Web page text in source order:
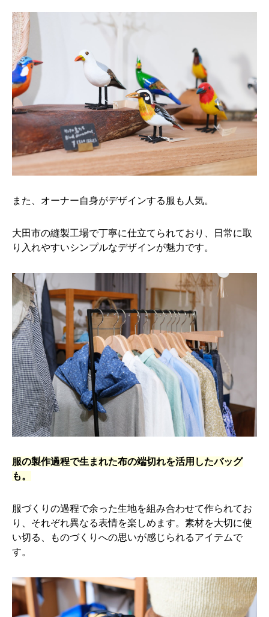
また、オーナー自身がデザインする服も人気。
大田市の縫製工場で丁寧に仕立てられており、日常に取
り入れやすいシンプルなデザインが魅力です。
服の製作過程で生まれた布の端切れを活用したバッグ
も。
服づくりの過程で余った生地を組み合わせて作られてお
り、それぞれ異なる表情を楽しめます。素材を大切に使
い切る、ものづくりへの思いが感じられるアイテムで
す。